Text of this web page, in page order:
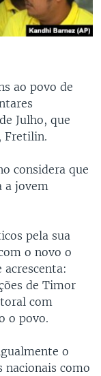
ao povo de
Julho, que
Fretilin.
considera que
a jovem
pela sua
o novo o
de Timor
com
o povo.
o
nacionais como